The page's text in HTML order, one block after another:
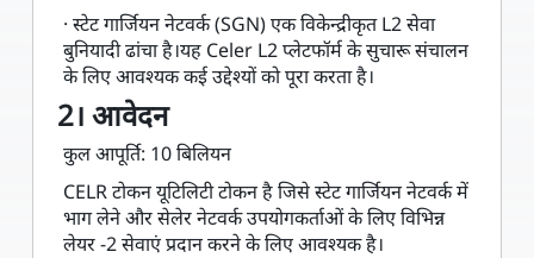
· स्टेट गार्जियन नेटवर्क (SGN) एक विकेन्द्रीकृत L2 सेवा
बुनियादी ढांचा है।यह Celer L2 प्लेटफॉर्म के सुचारू संचालन
के लिए आवश्यक कई उद्देश्यों को पूरा करता है।
2। आवेदन
कुल आपूर्ति: 10 बिलियन
CELR टोकन यूटिलिटी टोकन है जिसे स्टेट गार्जियन नेटवर्क में
भाग लेने और सेलेर नेटवर्क उपयोगकर्ताओं के लिए विभिन्न
लेयर -2 सेवाएं प्रदान करने के लिए आवश्यक है।